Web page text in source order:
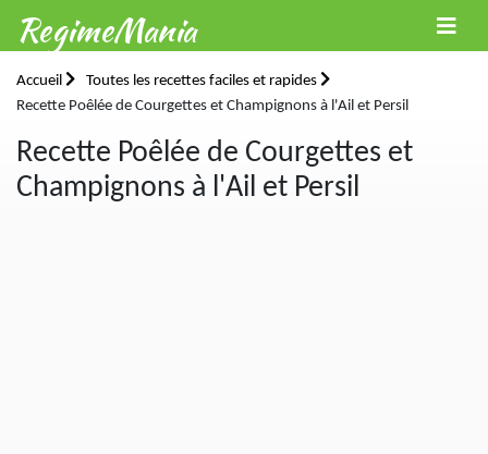
RegimeMania
Accueil
Toutes les recettes faciles et rapides
Recette Poêlée de Courgettes et Champignons à l'Ail et Persil
Recette Poêlée de Courgettes et
Champignons à l'Ail et Persil